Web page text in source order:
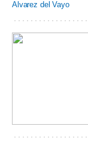
Alvarez del Vayo